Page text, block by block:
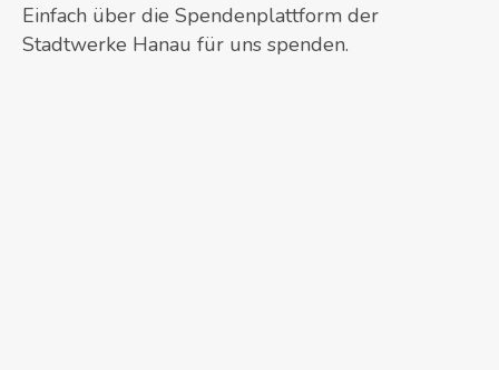
Einfach über die Spendenplattform der
Stadtwerke Hanau für uns spenden.